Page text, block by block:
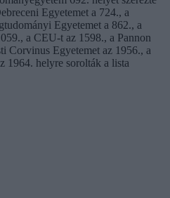
Egyetemet a 724., a
Egyetemet a 862., a
a CEU-t az 1598., a Pannon
Corvinus Egyetemet az 1956., a
1964. helyre sorolták a lista